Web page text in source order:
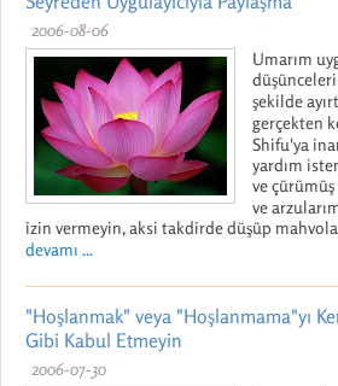
2006-08-06
Umarım
şekilde
gerçekten
Shifu'ya
yardım
ve
ve
izin vermeyin, aksi takdirde düşüp
devamı ...
"Hoşlanmak" veya "Hoşlanmama"yı
Gibi Kabul Etmeyin
2006-07-30